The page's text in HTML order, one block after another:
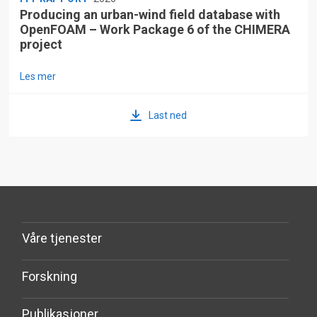
Producing an urban-wind field database with
OpenFOAM – Work Package 6 of the CHIMERA
project
Les mer
Last ned
Våre tjenester
Forskning
Publikasjoner